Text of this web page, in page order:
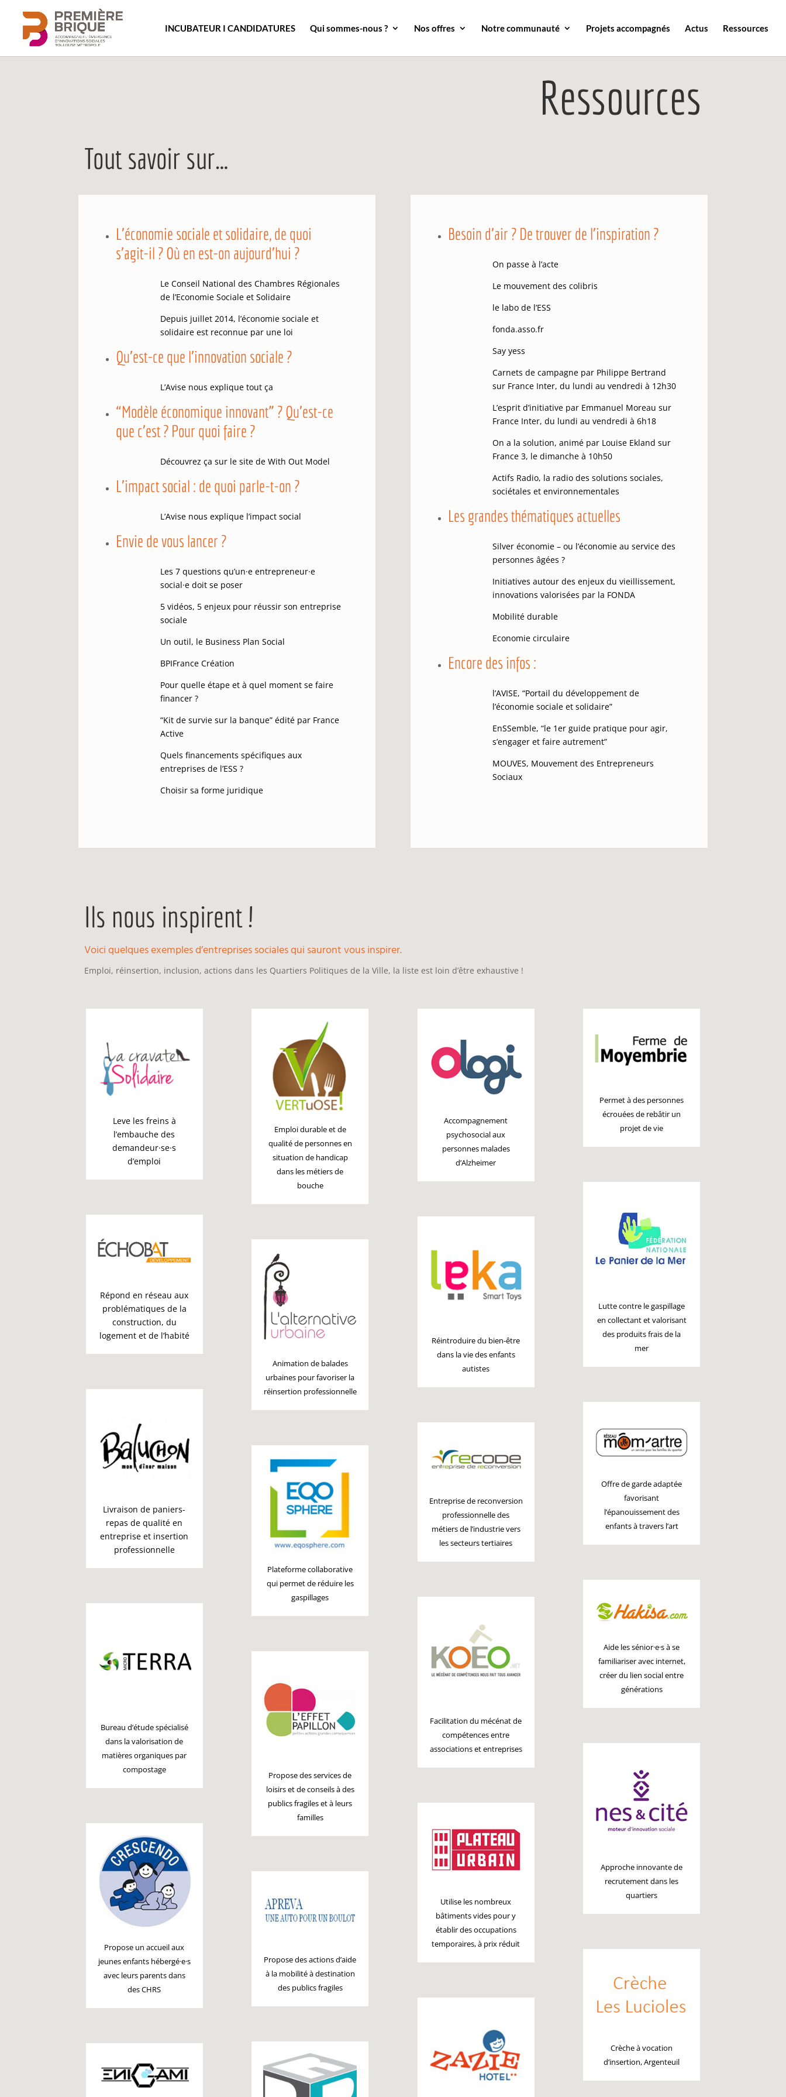
INCUBATEUR I CANDIDATURES Qui sommes-nous ? Nos offres Notre communauté Projets accompagnés Actus Ressources
Ressources
Tout savoir sur…
L’économie sociale et solidaire, de quoi
s’agit-il ? Où en est-on aujourd’hui ?
Le Conseil National des Chambres Régionales
de l’Economie Sociale et Solidaire
Depuis juillet 2014, l’économie sociale et
solidaire est reconnue par une loi
Qu’est-ce que l’innovation sociale ?
L’Avise nous explique tout ça
“Modèle économique innovant” ? Qu’est-ce
que c’est ? Pour quoi faire ?
Découvrez ça sur le site de With Out Model
L’impact social : de quoi parle-t-on ?
L’Avise nous explique l’impact social
Envie de vous lancer ?
Les 7 questions qu’un·e entrepreneur·e
social·e doit se poser
5 vidéos, 5 enjeux pour réussir son entreprise
sociale
Un outil, le Business Plan Social
BPIFrance Création
Pour quelle étape et à quel moment se faire
financer ?
“Kit de survie sur la banque” édité par France
Active
Quels financements spécifiques aux
entreprises de l’ESS ?
Choisir sa forme juridique
Besoin d’air ? De trouver de l’inspiration ?
On passe à l’acte
Le mouvement des colibris
le labo de l’ESS
fonda.asso.fr
Say yess
Carnets de campagne par Philippe Bertrand
sur France Inter, du lundi au vendredi à 12h30
L’esprit d’initiative par Emmanuel Moreau sur
France Inter, du lundi au vendredi à 6h18
On a la solution, animé par Louise Ekland sur
France 3, le dimanche à 10h50
Actifs Radio, la radio des solutions sociales,
sociétales et environnementales
Les grandes thématiques actuelles
Silver économie – ou l’économie au service des
personnes âgées ?
Initiatives autour des enjeux du vieillissement,
innovations valorisées par la FONDA
Mobilité durable
Economie circulaire
Encore des infos :
l’AVISE, “Portail du développement de
l’économie sociale et solidaire”
EnSSemble, “le 1er guide pratique pour agir,
s’engager et faire autrement”
MOUVES, Mouvement des Entrepreneurs
Sociaux
Ils nous inspirent !
Voici quelques exemples d’entreprises sociales qui sauront vous inspirer.
Emploi, réinsertion, inclusion, actions dans les Quartiers Politiques de la Ville, la liste est loin d’être exhaustive !
Leve les freins à
l’embauche des
demandeur·se·s
d’emploi
Répond en réseau aux
problématiques de la
construction, du
logement et de l’habité
Livraison de paniers-
repas de qualité en
entreprise et insertion
professionnelle
Bureau d’étude spécialisé
dans la valorisation de
matières organiques par
compostage
Propose un accueil aux
jeunes enfants hébergé·e·s
avec leurs parents dans
des CHRS
Emploi durable et de
qualité de personnes en
situation de handicap
dans les métiers de
bouche
Animation de balades
urbaines pour favoriser la
réinsertion professionnelle
Plateforme collaborative
qui permet de réduire les
gaspillages
Propose des services de
loisirs et de conseils à des
publics fragiles et à leurs
familles
Propose des actions d’aide
à la mobilité à destination
des publics fragiles
Accompagnement
psychosocial aux
personnes malades
d’Alzheimer
Réintroduire du bien-être
dans la vie des enfants
autistes
Entreprise de reconversion
professionnelle des
métiers de l’industrie vers
les secteurs tertiaires
Facilitation du mécénat de
compétences entre
associations et entreprises
Utilise les nombreux
bâtiments vides pour y
établir des occupations
temporaires, à prix réduit
Permet à des personnes
écrouées de rebâtir un
projet de vie
Lutte contre le gaspillage
en collectant et valorisant
des produits frais de la
mer
Offre de garde adaptée
favorisant
l’épanouissement des
enfants à travers l’art
Aide les sénior·e·s à se
familiariser avec internet,
créer du lien social entre
générations
Approche innovante de
recrutement dans les
quartiers
Crèche à vocation
d’insertion, Argenteuil